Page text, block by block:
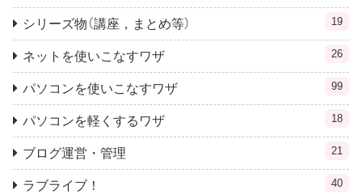
シリーズ物（講座，まとめ等） 19
ネットを使いこなすワザ 26
パソコンを使いこなすワザ 99
パソコンを軽くするワザ 18
ブログ運営・管理 21
ラブライブ！ 40